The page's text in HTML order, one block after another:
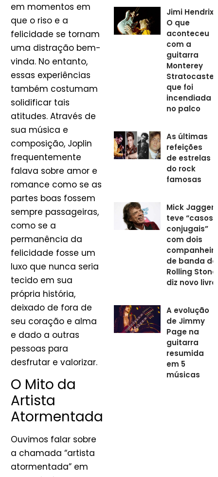
em momentos em
que o riso e a
felicidade se tornam
uma distração bem-
vinda. No entanto,
essas experiências
também costumam
solidificar tais
atitudes. Através de
sua música e
composição, Joplin
frequentemente
falava sobre amor e
romance como se as
partes boas fossem
sempre passageiras,
como se a
permanência da
felicidade fosse um
luxo que nunca seria
tecido em sua
própria história,
deixado de fora de
seu coração e alma
e dado a outras
pessoas para
desfrutar e valorizar.
O Mito da
Artista
Atormentada
Ouvimos falar sobre
a chamada “artista
atormentada” em
Jimi Hendrix:
O que
aconteceu
com a
guitarra
Monterey
Stratocaster
que foi
incendiada
no palco
As últimas
refeições
de estrelas
do rock
famosas
Mick Jagger
teve “casos
conjugais”
com dois
de banda
Rolling
diz novo livro
A evolução
de Jimmy
Page na
guitarra
resumida
em 5
músicas